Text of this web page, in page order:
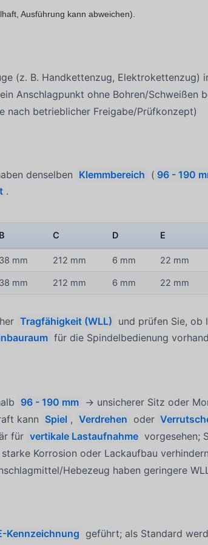
Ausführung kann abweichen).
(z. B. Handkettenzug, Elektrokettenzug)
Anschlagpunkt ohne Bohren/Schweißen
nach betrieblicher Freigabe/Prüfkonzept)
denselben Klemmbereich ( 96 - 190
.
B C D E
38 mm 212 mm 6 mm 22 mm
38 mm 212 mm 6 mm 22 mm
Tragfähigkeit (WLL) und prüfen Sie, ob
für die Spindelbedienung
96 - 190 mm → unsicherer Sitz oder
kann Spiel , Verdrehen oder
für vertikale Lastaufnahme vorgesehen;
Korrosion oder Lackaufbau
Hebezeug haben geringere
Kennzeichnung geführt; als Standard